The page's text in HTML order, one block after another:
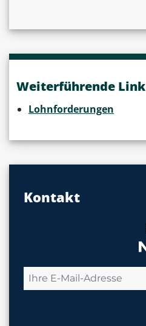
Weiterführende Link
Lohnforderungen
Kontakt